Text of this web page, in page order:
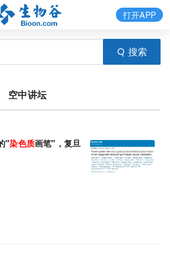
搜索
打开APP
空中讲坛
"染色质画笔"，复旦大学陈飞等利用转录因